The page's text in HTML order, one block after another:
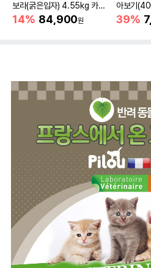
보라(굵은입자) 4.55kg 카사
바모래
14% 84,900원
아보기
39%